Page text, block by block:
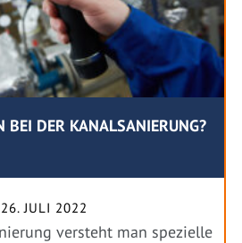
BEI DER KANALSANIERUNG?
26. JULI 2022
versteht man spezielle